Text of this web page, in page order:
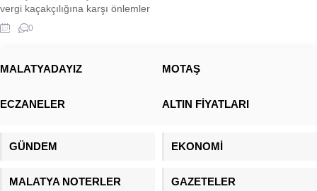
vergi kaçakçılığına karşı önlemler
alacak. Bu iş yerlerine ceza
uygulanacak ve vergi kaçıran
0
MALATYADAYIZ MOTAŞ
ECZANELER ALTIN FİYATLARI
GÜNDEM EKONOMİ
MALATYA NOTERLER GAZETELER